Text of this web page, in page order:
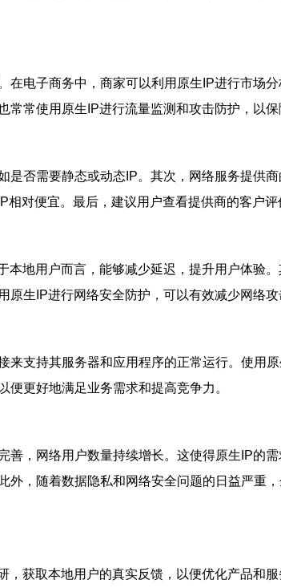
电子商务中，商家可以利用原生IP进行市场
常使用原生IP进行流量监测和攻击防护，以保
否需要静态或动态IP。其次，网络服务提供
对便宜。最后，建议用户查看提供商的客户评
地用户而言，能够减少延迟，提升用户体验
生IP进行网络安全防护，可以有效减少网络攻
支持其服务器和应用程序的正常运行。使用
更好地满足业务需求和提高竞争力。
，网络用户数量持续增长。这使得原生IP的
，随着数据隐私和网络安全问题的日益严重
获取本地用户的真实反馈，以便优化产品和